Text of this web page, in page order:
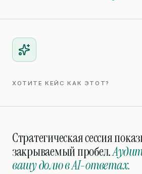
ХОТИТЕ КЕЙС КАК ЭТОТ?
Стратегическая сессия
закрываемый пробел.
вашу долю в AI-ответах.